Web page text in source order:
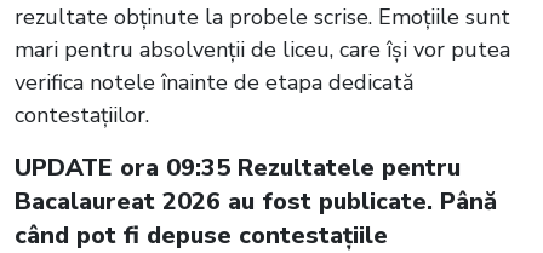
rezultate obținute la probele scrise. Emoțiile sunt
mari pentru absolvenții de liceu, care își vor putea
verifica notele înainte de etapa dedicată
contestațiilor.
UPDATE ora 09:35 Rezultatele pentru
Bacalaureat 2026 au fost publicate. Până
când pot fi depuse contestațiile